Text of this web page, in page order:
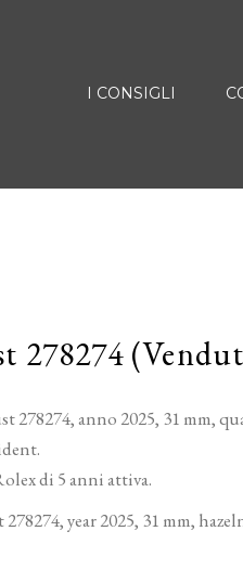
I CONSIGLI
278274
278274, anno 2025, 31 mm,
di 5 anni attiva.
year 2025, 31 mm,